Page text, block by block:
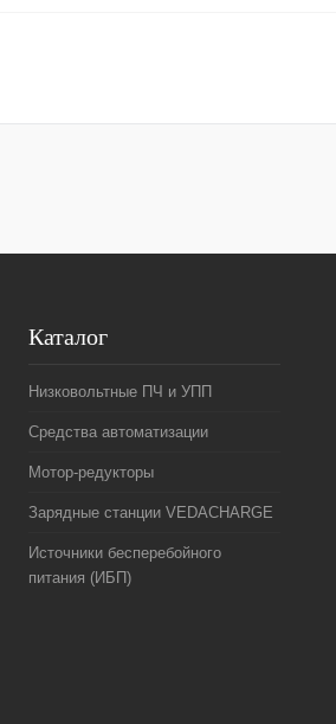
Купить в 1 клик Сравнение
Каталог
Низковольтные ПЧ и УПП
Средства автоматизации
Мотор-редукторы
Зарядные станции VEDACHARGE
Источники бесперебойного
питания (ИБП)